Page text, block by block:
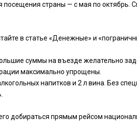
страны — с мая по октябрь.
в статье «Денежные» и
суммы на въезде желательно
максимально упрощены.
напитков и 2 л вина. Без
добираться прямым рейсом